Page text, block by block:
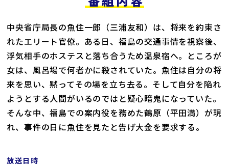
放送日時
中央省庁局長の魚住一郎（三浦友和）は、将来を約束さ
れたエリート官僚。ある日、福島の交通事情を視察後、
浮気相手のホステスと落ち合うため温泉宿へ。ところが
女は、風呂場で何者かに殺されていた。魚住は自分の将
来を思い、黙ってその場を立ち去る。そして自分を陥れ
ようとする人間がいるのではと疑心暗鬼になっていた。
そんな中、福島での案内役を務めた鶴原（平田満）が現
れ、事件の日に魚住を見たと告げ大金を要求する。